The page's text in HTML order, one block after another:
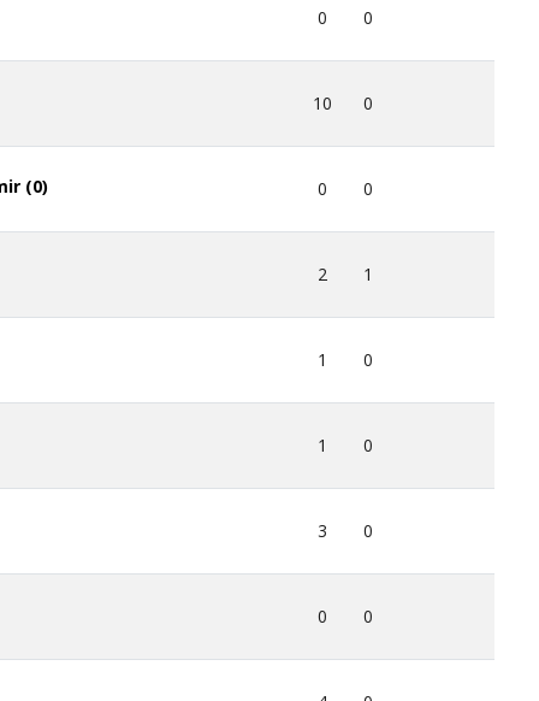
0 0
10 0
(0) 0 0
2 1
1 0
1 0
3 0
0 0